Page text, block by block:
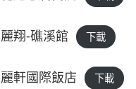
麗翔-礁溪館 下載
麗軒國際飯店 下載